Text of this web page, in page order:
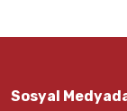
Sosyal